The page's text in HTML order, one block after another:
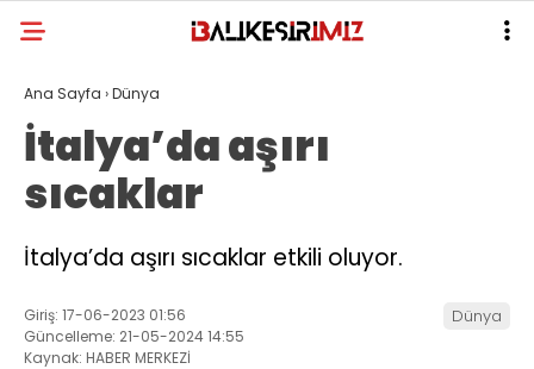
Ana Sayfa ›Dünya
İtalya’da aşırı
sıcaklar
İtalya’da aşırı sıcaklar etkili oluyor.
Giriş: 17-06-2023 01:56
Güncelleme: 21-05-2024 14:55
Kaynak: HABER MERKEZİ
Dünya